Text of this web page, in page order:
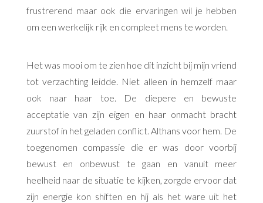
frustrerend maar ook die ervaringen wil je hebben
om een werkelijk rijk en compleet mens te worden.
Het was mooi om te zien hoe dit inzicht bij mijn vriend
tot verzachting leidde. Niet alleen in hemzelf maar
ook naar haar toe. De diepere en bewuste
acceptatie van zijn eigen en haar onmacht bracht
zuurstof in het geladen conflict. Althans voor hem. De
toegenomen compassie die er was door voorbij
bewust en onbewust te gaan en vanuit meer
heelheid naar de situatie te kijken, zorgde ervoor dat
zijn energie kon shiften en hij als het ware uit het